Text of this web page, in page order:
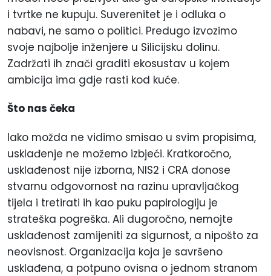
i tvrtke ne kupuju. Suverenitet je i odluka o
nabavi, ne samo o politici. Predugo izvozimo
svoje najbolje inženjere u Silicijsku dolinu.
Zadržati ih znači graditi ekosustav u kojem
ambicija ima gdje rasti kod kuće.
Što nas čeka
Iako možda ne vidimo smisao u svim propisima,
usklađenje ne možemo izbjeći. Kratkoročno,
usklađenost nije izborna, NIS2 i CRA donose
stvarnu odgovornost na razinu upravljačkog
tijela i tretirati ih kao puku papirologiju je
strateška pogreška. Ali dugoročno, nemojte
usklađenost zamijeniti za sigurnost, a nipošto za
neovisnost. Organizacija koja je savršeno
usklađena, a potpuno ovisna o jednom stranom